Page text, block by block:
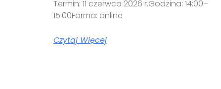
Termin: 11 czerwca 2026 r.Godzina: 14:00–
15:00Forma: online
Czytaj Więcej